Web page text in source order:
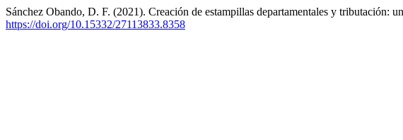
Sánchez Obando, D. F. (2021). Creación de estampillas departamentales y tributación:
https://doi.org/10.15332/27113833.8358